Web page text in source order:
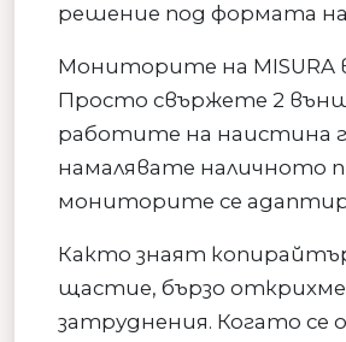
решение под формата
Мониторите на MISURA
Просто свържете 2
работите на наистина
намалявате наличното
мониторите се
Както знаят
щастие, бързо
затруднения. Когато